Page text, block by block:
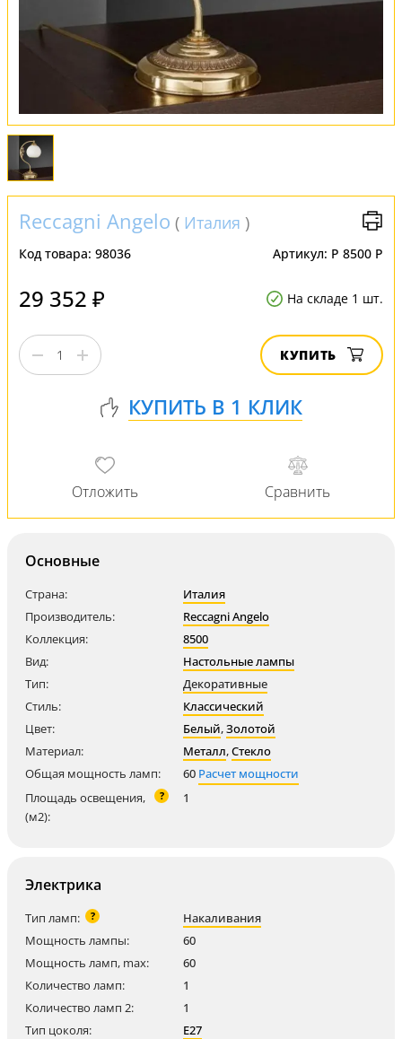
Отзывы
Reccagni Angelo ( Италия )
Код товара: 98036 Артикул: P 8500 P
29 352 ₽ На складе 1 шт.
КУПИТЬ
Основные
Страна:
Италия
Производитель:
Reccagni Angelo
Коллекция:
8500
Вид:
Настольные лампы
Тип:
Декоративные
Стиль:
Классический
Цвет:
Белый,Золотой
Материал:
Металл,Стекло
Общая мощность ламп:
60 Расчет мощности
Площадь освещения,
(м2):
? 1
Электрика
Тип ламп: ?
Накаливания
Мощность лампы:
60
Мощность ламп, max:
60
Количество ламп:
1
Количество ламп 2:
1
Тип цоколя:
E27